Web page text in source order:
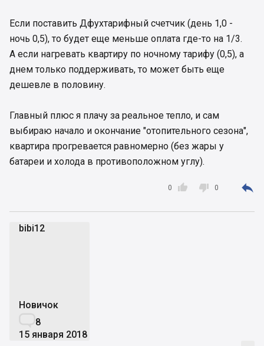
Если поставить Дфухтарифный счетчик (день 1,0 -
ночь 0,5), то будет еще меньше оплата где-то на 1/3.
А если нагревать квартиру по ночному тарифу (0,5), а
днем только поддерживать, то может быть еще
дешевле в половину.
Главный плюс я плачу за реальное тепло, и сам
выбираю начало и окончание "отопительного сезона",
квартира прогревается равномерно (без жары у
батареи и холода в противоположном углу).

0  0 
bibi12
Новичок
8
15 января 2018